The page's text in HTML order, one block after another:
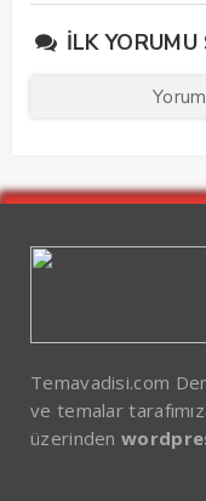
İLK
Temavadisi.com
ve temalar
üzerinden